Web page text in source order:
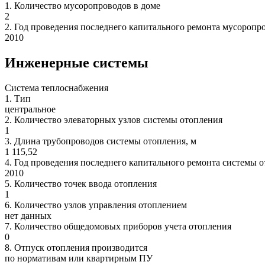
1. Количество мусоропроводов в доме
2
2. Год проведения последнего капитального ремонта
2010
Инженерные системы
Система теплоснабжения
1. Тип
центральное
2. Количество элеваторных узлов системы отопления
1
3. Длина трубопроводов системы отопления, м
1 115,52
4. Год проведения последнего капитального ремонта системы
2010
5. Количество точек ввода отопления
1
6. Количество узлов управления отоплением
нет данных
7. Количество общедомовых приборов учета отопления
0
8. Отпуск отопления производится
по нормативам или квартирным ПУ